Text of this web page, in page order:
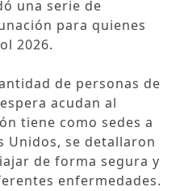
una serie de
para quienes
2026.
de personas de
acudan al
tiene como sedes a
Unidos, se detallaron
de forma segura y
enfermedades.